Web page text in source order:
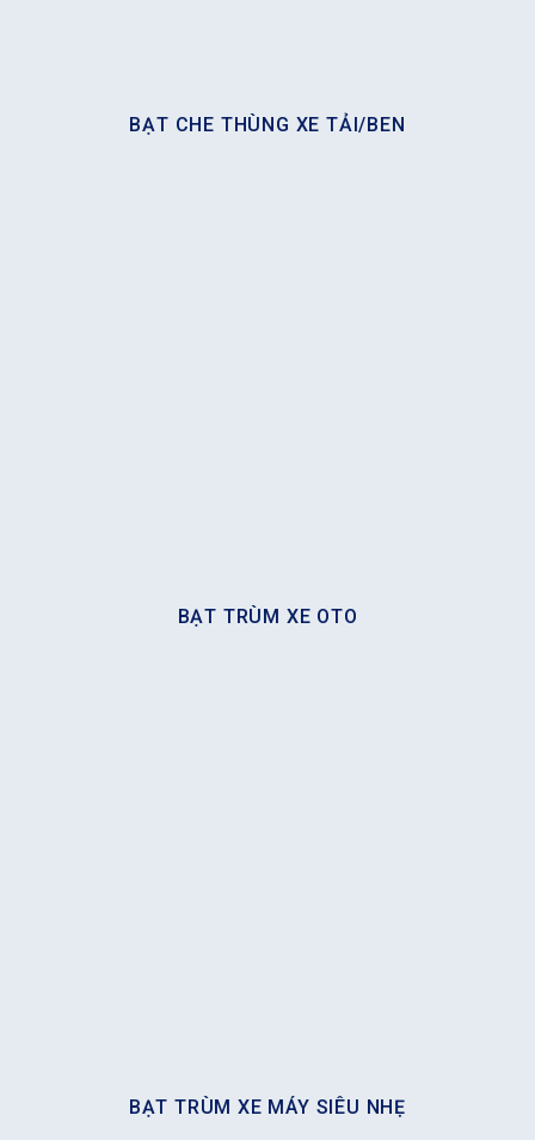
BẠT CHE THÙNG XE TẢI/BEN
BẠT TRÙM XE OTO
BẠT TRÙM XE MÁY SIÊU NHẸ